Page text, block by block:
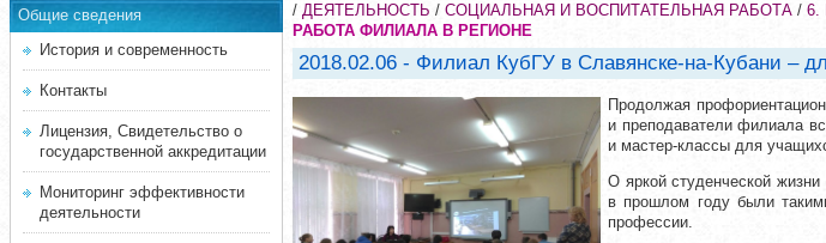
Общие сведения
История и современность
Контакты
Лицензия, Свидетельство о
государственной аккредитации
Мониторинг эффективности
деятельности
/ ДЕЯТЕЛЬНОСТЬ / СОЦИАЛЬНАЯ И ВОСПИТАТЕЛЬНАЯ РАБОТА / 6.
РАБОТА ФИЛИАЛА В РЕГИОНЕ
2018.02.06 - Филиал КубГУ в Славянске-на-Кубани –
Продолжая
и преподаватели филиала
и мастер-классы для
О яркой студенческой
в прошлом году были
профессии.